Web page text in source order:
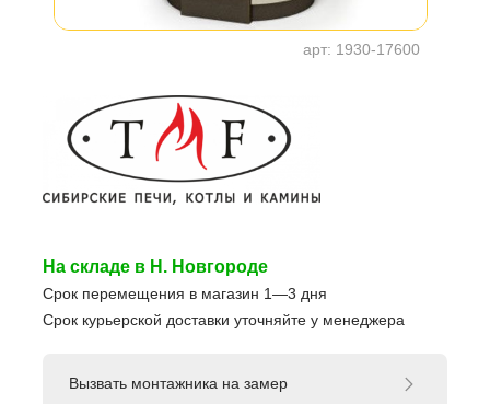
арт: 1930-17600
На складе в Н. Новгороде
Срок перемещения в магазин 1—3 дня
Срок курьерской доставки уточняйте у менеджера
Вызвать монтажника на замер